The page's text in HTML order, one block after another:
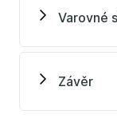
jejich význam
Pro koho je
Tento kurz je
Varovné
Závěr